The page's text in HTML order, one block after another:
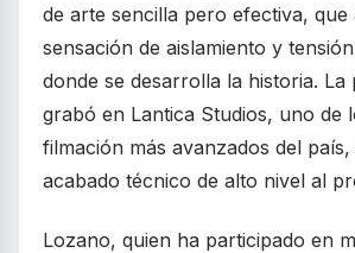
de arte sencilla pero efectiva, que
sensación de aislamiento y
donde se desarrolla la historia. La
grabó en Lantica Studios, uno de
filmación más avanzados del
acabado técnico de alto nivel al
Lozano, quien ha participado en